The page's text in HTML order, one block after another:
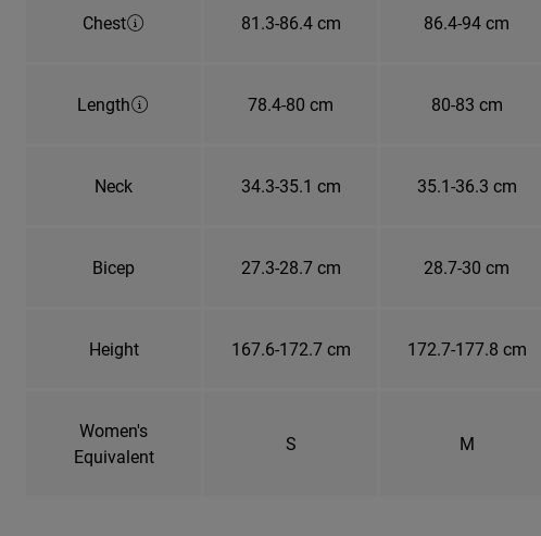
Chest 81.3-86.4 cm 86.4-94 cm
Length 78.4-80 cm 80-83 cm
Neck 34.3-35.1 cm 35.1-36.3 cm
Bicep 27.3-28.7 cm 28.7-30 cm
Height 167.6-172.7 cm 172.7-177.8 cm
Women's
Equivalent
S M